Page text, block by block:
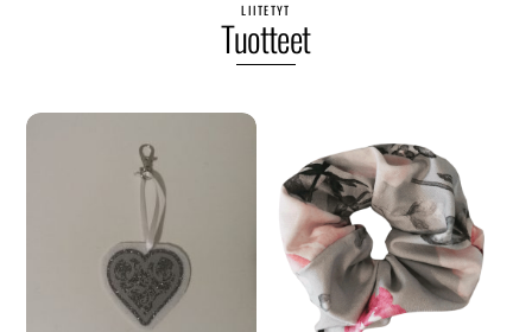
LIITETYT
Tuotteet